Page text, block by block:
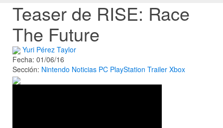
Teaser de RISE: Race
The Future
Yuri Pérez Taylor
Fecha: 01/06/16
Sección: Nintendo Noticias PC PlayStation Trailer Xbox